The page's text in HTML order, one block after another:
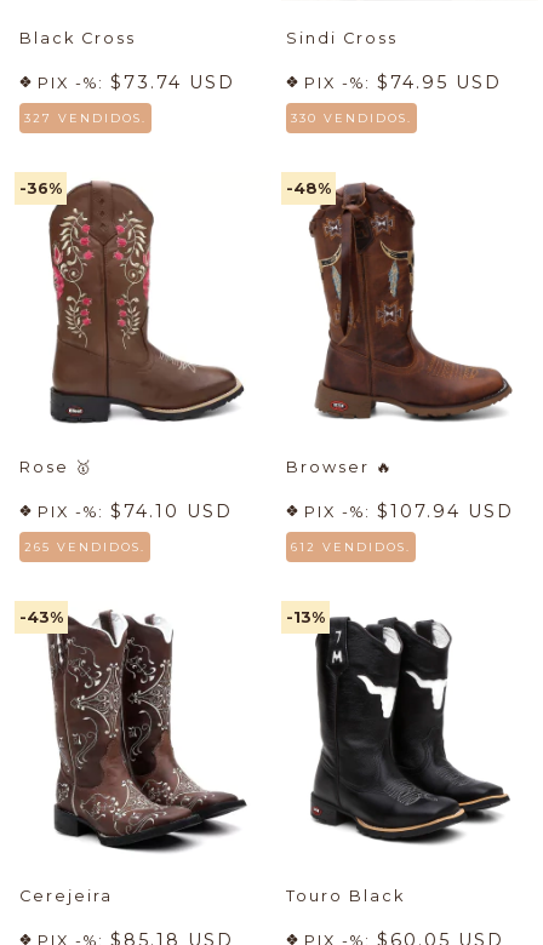
Black Cross
PIX -%: $73.74 USD
327 VENDIDOS.
Sindi Cross
PIX -%: $74.95 USD
330 VENDIDOS.
-36%
Rose 🥇
PIX -%: $74.10 USD
265 VENDIDOS.
-48%
Browser 🔥
PIX -%: $107.94 USD
612 VENDIDOS.
-43%
Cerejeira
PIX -%: $85.18 USD
-13%
Touro Black
PIX -%: $60.05 USD